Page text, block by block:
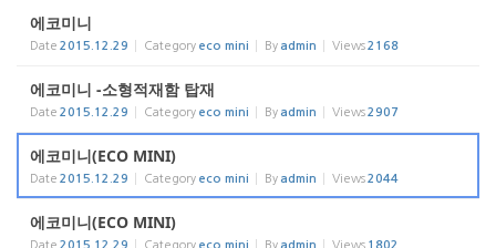
에코미니
Date 2015.12.29 Category eco mini By admin Views2168
에코미니 -소형적재함 탑재
Date 2015.12.29 Category eco mini By admin Views2907
에코미니(ECO MINI)
Date 2015.12.29 Category eco mini By admin Views2044
에코미니(ECO MINI)
Date 2015.12.29 Category eco mini By admin Views 1802